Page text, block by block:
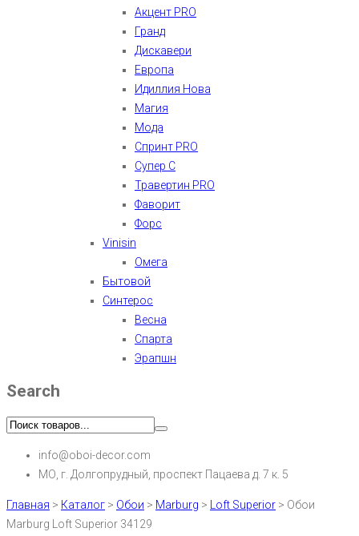
Акцент PRO
Гранд
Дискавери
Европа
Идиллия Нова
Магия
Мода
Спринт PRO
Супер С
Травертин PRO
Фаворит
Форс
Vinisin
Омега
Бытовой
Синтерос
Весна
Спарта
Эрапшн
Search
info@oboi-decor.com
МО, г. Долгопрудный, проспект Пацаева д. 7 к. 5
Главная > Каталог > Обои > Marburg > Loft Superior > Обои
Marburg Loft Superior 34129